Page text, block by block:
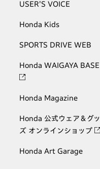
USER'S VOICE
Honda Kids
SPORTS DRIVE WEB
Honda WAIGAYA BASE
Honda Magazine
Honda 公式ウェア＆グッ
ズ オンラインショップ
Honda Art Garage